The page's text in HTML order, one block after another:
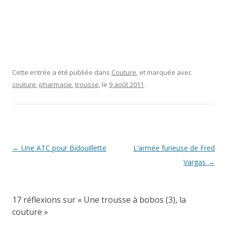
Cette entrée a été publiée dans Couture, et marquée avec
couture, pharmacie,trousse, le 9 août 2011 .
Navigation
← Une ATC pour Bidouillette
L’armée furieuse de Fred
Vargas →
17 réflexions sur « Une trousse à bobos (3), la
couture »